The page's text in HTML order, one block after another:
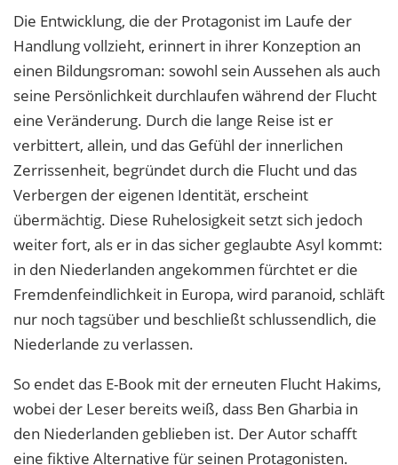
Die Entwicklung, die der Protagonist im Laufe der
Handlung vollzieht, erinnert in ihrer Konzeption an
einen Bildungsroman: sowohl sein Aussehen als auch
seine Persönlichkeit durchlaufen während der Flucht
eine Veränderung. Durch die lange Reise ist er
verbittert, allein, und das Gefühl der innerlichen
Zerrissenheit, begründet durch die Flucht und das
Verbergen der eigenen Identität, erscheint
übermächtig. Diese Ruhelosigkeit setzt sich jedoch
weiter fort, als er in das sicher geglaubte Asyl kommt:
in den Niederlanden angekommen fürchtet er die
Fremdenfeindlichkeit in Europa, wird paranoid, schläft
nur noch tagsüber und beschließt schlussendlich, die
Niederlande zu verlassen.
So endet das E-Book mit der erneuten Flucht Hakims,
wobei der Leser bereits weiß, dass Ben Gharbia in
den Niederlanden geblieben ist. Der Autor schafft
eine fiktive Alternative für seinen Protagonisten.